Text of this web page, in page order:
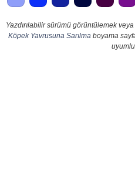
Yazdırılabilir sürümü görüntülemek
Köpek Yavrusuna Sarılma boyama